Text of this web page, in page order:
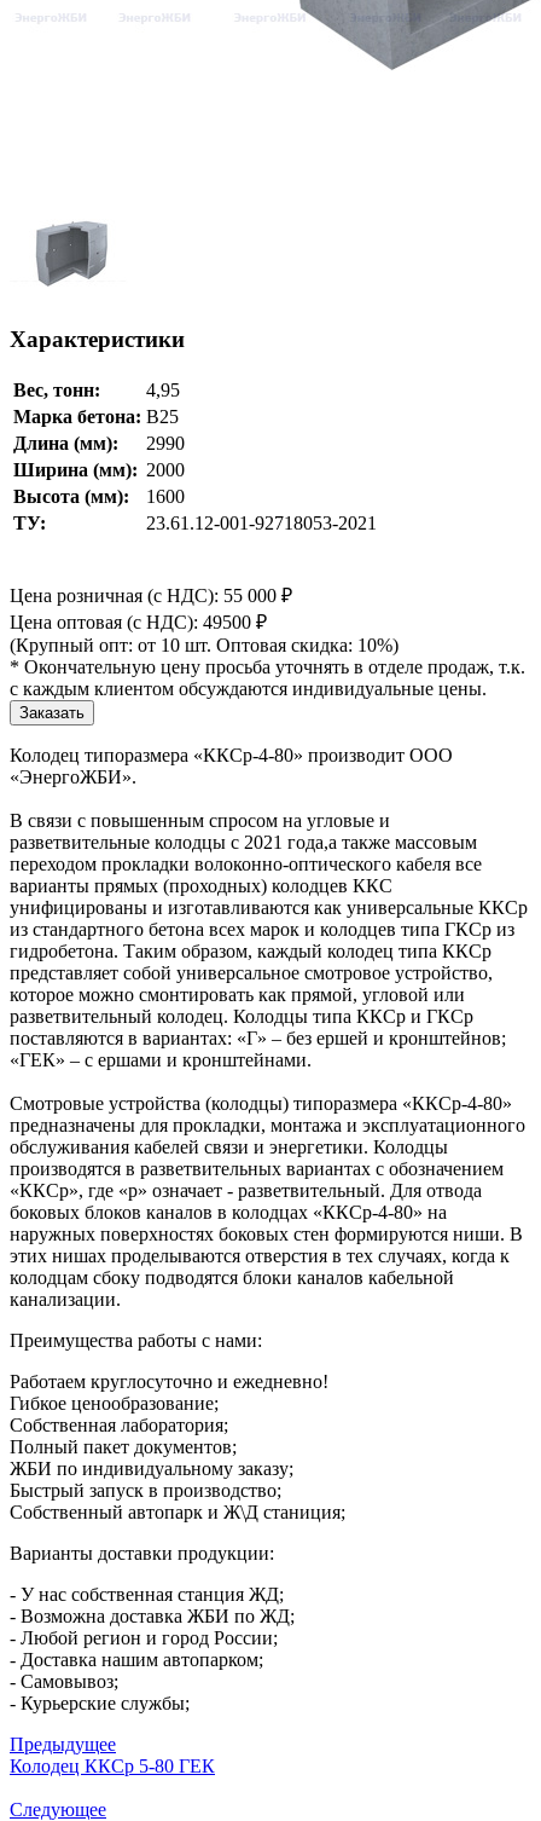
Характеристики
Вес, тонн:
4,95
Марка бетона: B25
Длина (мм):
2990
Ширина (мм): 2000
Высота (мм):
1600
ТУ:
23.61.12-001-92718053-2021
Цена розничная (с НДС): 55 000 ₽
Цена оптовая (с НДС): 49500 ₽
(Крупный опт: от 10 шт. Оптовая скидка: 10%)
* Окончательную цену просьба уточнять в отделе продаж, т.к.
с каждым клиентом обсуждаются индивидуальные цены.
Колодец типоразмера «ККСр-4-80» производит ООО
«ЭнергоЖБИ».
В связи с повышенным спросом на угловые и
разветвительные колодцы с 2021 года,а также массовым
переходом прокладки волоконно-оптического кабеля все
варианты прямых (проходных) колодцев ККС
унифицированы и изготавливаются как универсальные ККСр
из стандартного бетона всех марок и колодцев типа ГКСр из
гидробетона. Таким образом, каждый колодец типа ККСр
представляет собой универсальное смотровое устройство,
которое можно смонтировать как прямой, угловой или
разветвительный колодец. Колодцы типа ККСр и ГКСр
поставляются в вариантах: «Г» – без ершей и кронштейнов;
«ГЕК» – с ершами и кронштейнами.
Смотровые устройства (колодцы) типоразмера «ККСр-4-80»
предназначены для прокладки, монтажа и эксплуатационного
обслуживания кабелей связи и энергетики. Колодцы
производятся в разветвительных вариантах с обозначением
«ККСр», где «р» означает - разветвительный. Для отвода
боковых блоков каналов в колодцах «ККСр-4-80» на
наружных поверхностях боковых стен формируются ниши. В
этих нишах проделываются отверстия в тех случаях, когда к
колодцам сбоку подводятся блоки каналов кабельной
канализации.
Преимущества работы с нами:
Работаем круглосуточно и ежедневно!
Гибкое ценообразование;
Собственная лаборатория;
Полный пакет документов;
ЖБИ по индивидуальному заказу;
Быстрый запуск в производство;
Собственный автопарк и Ж\Д станиция;
Варианты доставки продукции:
- У нас собственная станция ЖД;
- Возможна доставка ЖБИ по ЖД;
- Любой регион и город России;
- Доставка нашим автопарком;
- Самовывоз;
- Курьерские службы;
Предыдущее
Колодец ККСр 5-80 ГЕК
Следующее